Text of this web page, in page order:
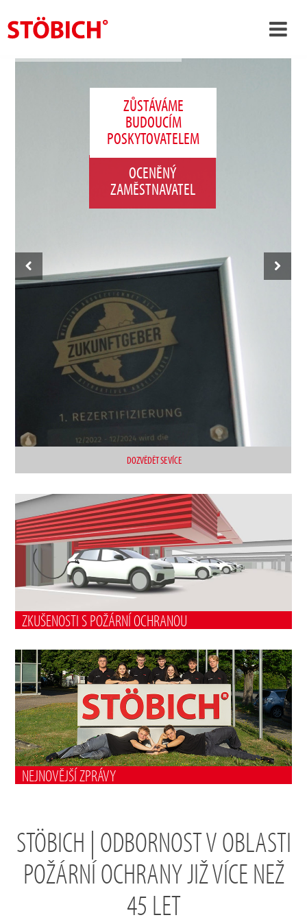
DOZVĚDĚT SE VÍCE
ZŮSTÁVÁME
BUDOUCÍM
POSKYTOVATELEM
OCENĚNÝ
ZAMĚSTNAVATEL
ZKUŠENOSTI S POŽÁRNÍ OCHRANOU
NEJNOVĚJŠÍ ZPRÁVY
STÖBICH | ODBORNOST V OBLASTI
POŽÁRNÍ OCHRANY JIŽ VÍCE NEŽ
45 LET